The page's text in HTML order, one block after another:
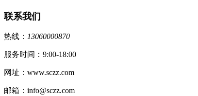
联系我们
热线： 13060000870
服务时间：9:00-18:00
网址：www.sczz.com
邮箱：info@sczz.com